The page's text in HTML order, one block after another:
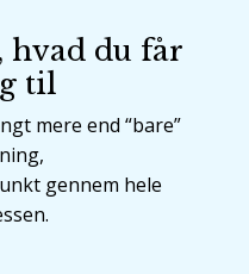
hvad du får
til
mere end “bare”
gennem hele